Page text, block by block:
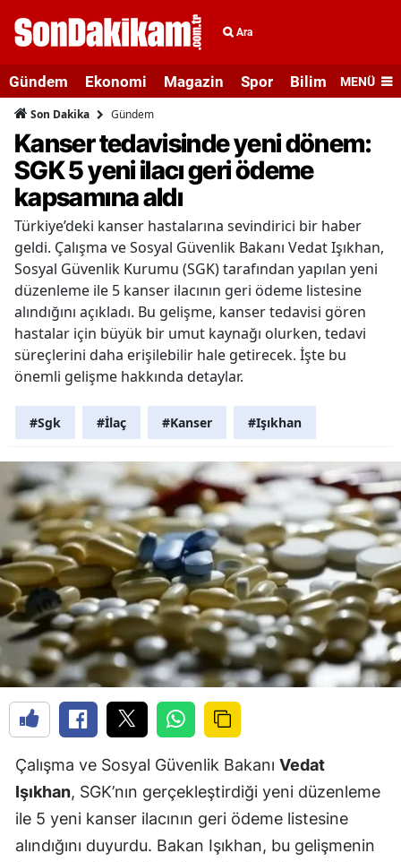
Ara
Gündem Ekonomi Magazin Spor Bilim veMENÜ
Son Dakika Gündem
Kanser tedavisinde yeni dönem:
SGK 5 yeni ilacı geri ödeme
kapsamına aldı
Türkiye’deki kanser hastalarına sevindirici bir haber
geldi. Çalışma ve Sosyal Güvenlik Bakanı Vedat Işıkhan,
Sosyal Güvenlik Kurumu (SGK) tarafından yapılan yeni
düzenleme ile 5 kanser ilacının geri ödeme listesine
alındığını açıkladı. Bu gelişme, kanser tedavisi gören
hastalar için büyük bir umut kaynağı olurken, tedavi
süreçlerini daha erişilebilir hale getirecek. İşte bu
önemli gelişme hakkında detaylar.
#Sgk #İlaç #Kanser #Işıkhan
Çalışma ve Sosyal Güvenlik Bakanı Vedat
Işıkhan, SGK’nın gerçekleştirdiği yeni düzenleme
ile 5 yeni kanser ilacının geri ödeme listesine
alındığını duyurdu. Bakan Işıkhan, bu gelişmenin